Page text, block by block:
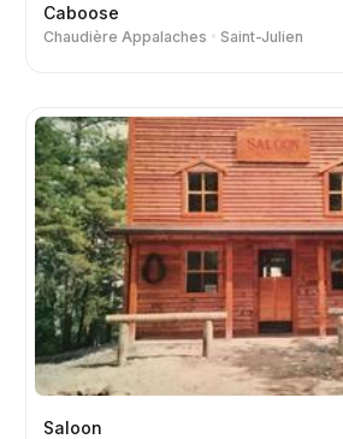
Caboose
Chaudière Appalaches Saint-Julien
Saloon